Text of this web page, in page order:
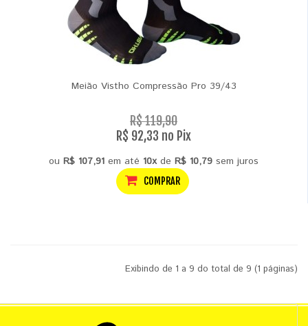
Meião Vistho Compressão Pro 39/43
R$ 119,90
R$ 92,33 no Pix
ou R$ 107,91 em até 10xde R$ 10,79 sem juros
COMPRAR
Exibindo de 1 a 9 do total de 9 (1 páginas)